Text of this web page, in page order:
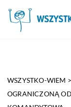
WSZYSTKO-WIEM >
OGRANICZONĄ